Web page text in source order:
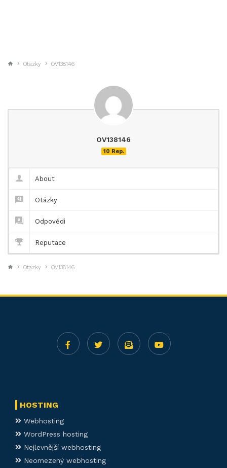
Otazky OV138146
OV138146
10 Rep.
About
Otázky
Odpovědi
Reputace
Otazky OV138146
HOSTING
Webhosting
WordPress hosting
Nejlevnější webhosting
Neomezený webhosting